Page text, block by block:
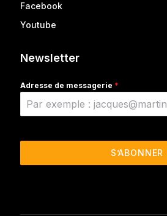
Facebook
Youtube
Newsletter
Adresse de messagerie *
S’ABONNER